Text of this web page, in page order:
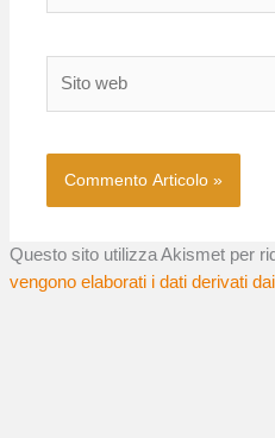
web
Questo sito utilizza Akismet per
vengono elaborati i dati derivati